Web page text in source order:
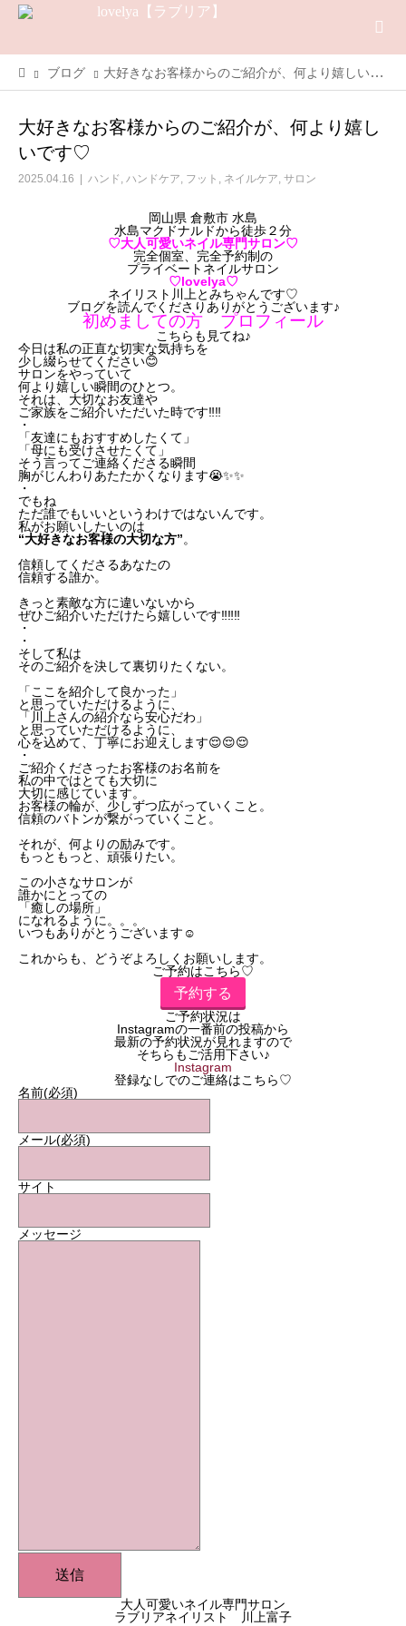
ブログ 大好きなお客様からのご紹介が、何より嬉しいです♡
大好きなお客様からのご紹介が、何より嬉し
いです♡
2025.04.16 ハンド , ハンドケア, フット , ネイルケア, サロン
岡山県 倉敷市 水島
水島マクドナルドから徒歩２分
♡大人可愛いネイル専門サロン♡
完全個室、完全予約制の
プライベートネイルサロン
♡lovelya♡
ネイリスト川上とみちゃんです♡
ブログを読んでくださりありがとうございます♪
初めましての方 プロフィール
こちらも見てね♪
今日は私の正直な切実な気持ちを
少し綴らせてください😊
サロンをやっていて
何より嬉しい瞬間のひとつ。
それは、大切なお友達や
ご家族をご紹介いただいた時です‼️‼️
・
「友達にもおすすめしたくて」
「母にも受けさせたくて」
そう言ってご連絡くださる瞬間
胸がじんわりあたたかくなります😭✨✨
・
でもね
ただ誰でもいいというわけではないんです。
私がお願いしたいのは
“大好きなお客様の大切な方”。
信頼してくださるあなたの
信頼する誰か。
きっと素敵な方に違いないから
ぜひご紹介いただけたら嬉しいです‼️‼️‼️
・
・
そして私は
そのご紹介を決して裏切りたくない。
「ここを紹介して良かった」
と思っていただけるように、
「川上さんの紹介なら安心だわ」
と思っていただけるように、
心を込めて、丁寧にお迎えします😌😌😌
・
ご紹介くださったお客様のお名前を
私の中ではとても大切に
大切に感じています。
お客様の輪が、少しずつ広がっていくこと。
信頼のバトンが繋がっていくこと。
それが、何よりの励みです。
もっともっと、頑張りたい。
この小さなサロンが
誰かにとっての
「癒しの場所」
になれるように。。。
いつもありがとうございます☺️
これからも、どうぞよろしくお願いします。
ご予約はこちら♡
予約する
ご予約状況は
Instagramの一番前の投稿から
最新の予約状況が見れますので
そちらもご活用下さい♪
Instagram
登録なしでのご連絡はこちら♡
名前(必須)
メール(必須)
サイト
メッセージ
送信
大人可愛いネイル専門サロン
ラブリアネイリスト 川上富子